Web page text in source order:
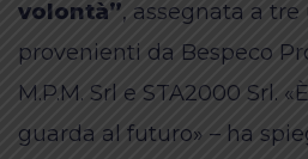
volontà”, assegnata a
provenienti da Bespeco
M.P.M. Srl e STA2000 Srl.
guarda al futuro» – ha